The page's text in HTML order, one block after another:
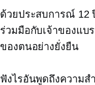
ด้วยประสบการณ์ 12
ร่วมมือกับเจ้าของแบ
ของตนอย่างยั่งยืน
ฟังไรอันพูดถึงความส